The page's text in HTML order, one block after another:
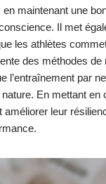
maintenant une
Il met
les athlètes
des méthodes de
l’entraînement par
nature. En mettant
améliorer leur